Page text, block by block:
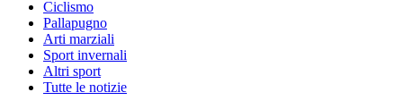
Ciclismo
Pallapugno
Arti marziali
Sport invernali
Altri sport
Tutte le notizie